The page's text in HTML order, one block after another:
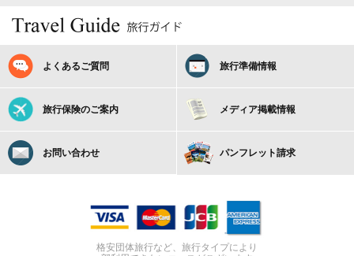
よくあるご質問 旅行準備情報
旅行保険のご案内 メディア掲載情報
お問い合わせ パンフレット請求
格安団体旅行など、旅行タイプにより